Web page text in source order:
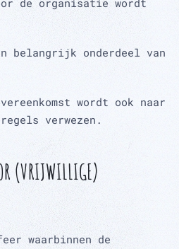
de organisatie wordt
belangrijk onderdeel van
wordt ook naar
verwezen.
(VRIJWILLIGE)
waarbinnen de